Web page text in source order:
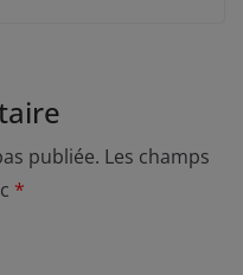
publiée. Les champs
*